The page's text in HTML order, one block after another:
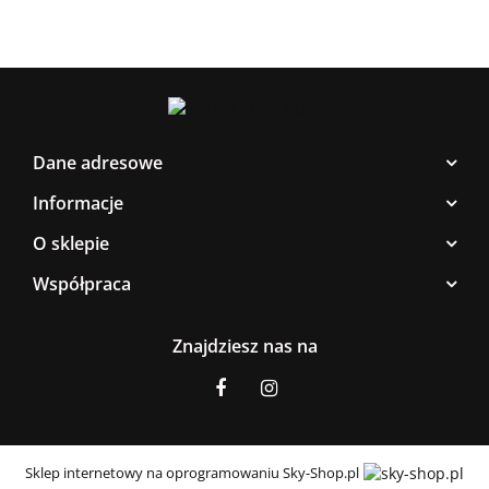
Dane adresowe
Informacje
O sklepie
Współpraca
Znajdziesz nas na
Sklep internetowy na oprogramowaniu Sky-Shop.pl